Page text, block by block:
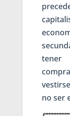
tener
no ser